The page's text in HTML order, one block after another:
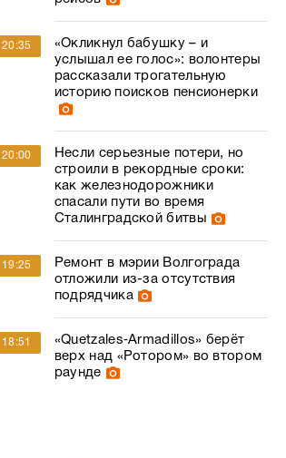
20:35
«Окликнул бабушку – и
услышал ее голос»: волонтеры
рассказали трогательную
историю поисков пенсионерки
20:00
Несли серьезные потери, но
строили в рекордные сроки:
как железнодорожники
спасали пути во время
Сталинградской битвы
19:25
Ремонт в мэрии Волгограда
отложили из-за отсутствия
подрядчика
18:51
«Quetzales‑Armadillos» берёт
верх над «Ротором» во втором
раунде